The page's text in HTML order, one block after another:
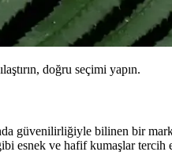
doğru seçimi yapın.
güvenilirliğiyle bilinen bir
esnek ve hafif kumaşlar